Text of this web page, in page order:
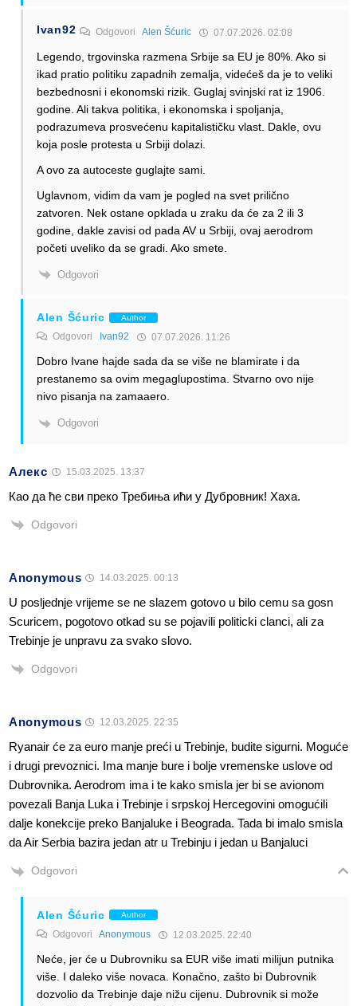
Ivan92 OdgovoriAlen Šćuric 07.07.2026. 02:08
Legendo, trgovinska razmena Srbije sa EU je 80%. Ako si
ikad pratio politiku zapadnih zemalja, videćeš da je to veliki
bezbednosni i ekonomski rizik. Guglaj svinjski rat iz 1906.
godine. Ali takva politika, i ekonomska i spoljanja,
podrazumeva prosvećenu kapitalističku vlast. Dakle, ovu
koja posle protesta u Srbiji dolazi.
A ovo za autoceste guglajte sami.
Uglavnom, vidim da vam je pogled na svet prilično
zatvoren. Nek ostane opklada u zraku da će za 2 ili 3
godine, dakle zavisi od pada AV u Srbiji, ovaj aerodrom
početi uveliko da se gradi. Ako smete.
Odgovori
Alen Šćuric Author
Odgovori Ivan92 07.07.2026. 11:26
Dobro Ivane hajde sada da se više ne blamirate i da
prestanemo sa ovim megaglupostima. Stvarno ovo nije
nivo pisanja na zamaaero.
Odgovori
Алекс 15.03.2025. 13:37
Као да ће сви преко Требиња ићи у Дубровник! Хаха.
Odgovori
Anonymous 14.03.2025. 00:13
U posljednje vrijeme se ne slazem gotovo u bilo cemu sa gosn
Scuricem, pogotovo otkad su se pojavili politicki clanci, ali za
Trebinje je unpravu za svako slovo.
Odgovori
Anonymous 12.03.2025. 22:35
Ryanair će za euro manje preći u Trebinje, budite sigurni. Moguće
i drugi prevoznici. Ima manje bure i bolje vremenske uslove od
Dubrovnika. Aerodrom ima i te kako smisla jer bi se avionom
povezali Banja Luka i Trebinje i srpskoj Hercegovini omogućili
dalje konekcije preko Banjaluke i Beograda. Tada bi imalo smisla
da Air Serbia bazira jedan atr u Trebinju i jedan u Banjaluci
Odgovori
Alen Šćuric Author
Odgovori Anonymous 12.03.2025. 22:40
Neće, jer će u Dubrovniku sa EUR više imati milijun putnika
više. I daleko više novaca. Konačno, zašto bi Dubrovnik
dozvolio da Trebinje daje nižu cijenu. Dubrovnik si može